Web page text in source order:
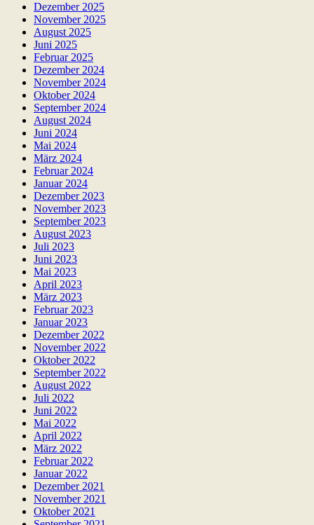
Dezember 2025
November 2025
August 2025
Juni 2025
Februar 2025
Dezember 2024
November 2024
Oktober 2024
September 2024
August 2024
Juni 2024
Mai 2024
März 2024
Februar 2024
Januar 2024
Dezember 2023
November 2023
September 2023
August 2023
Juli 2023
Juni 2023
Mai 2023
April 2023
März 2023
Februar 2023
Januar 2023
Dezember 2022
November 2022
Oktober 2022
September 2022
August 2022
Juli 2022
Juni 2022
Mai 2022
April 2022
März 2022
Februar 2022
Januar 2022
Dezember 2021
November 2021
Oktober 2021